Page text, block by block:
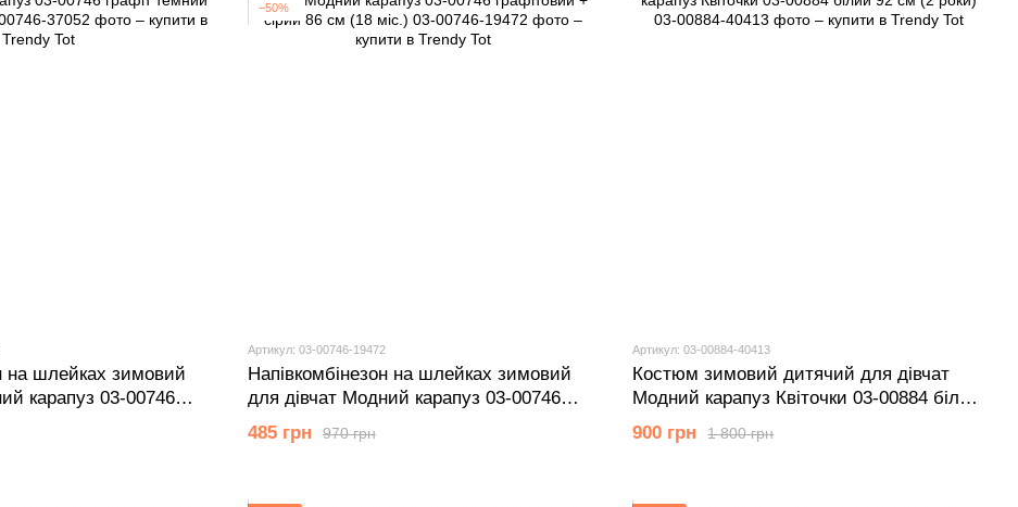
на шлейках зимовий
карапуз 03-00746
см (2 роки)
−50%
Артикул: 03-00746-19472
Напівкомбінезон на шлейках зимовий
для дівчат Модний карапуз 03-00746
графітовий + сірий 86 см (18 мiс.)
970 грн
485 грн
Артикул: 03-00884-40413
Костюм зимовий дитячий для дівчат
Модний карапуз Квіточки 03-00884 білий
92 см (2 роки)
1 800 грн
900 грн